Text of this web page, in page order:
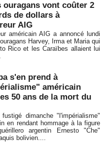
ouragans vont coûter 2
de dollars à
AIG
américain AIG a annoncé lundi
Harvey, Irma et Maria qui
Rico et les Caraïbes allaient lui
s'en prend à
américain
50 ans de la mort du
dimanche "l'impérialisme"
en rendant hommage à la figure
argentin Ernesto "Che"
bolivien....